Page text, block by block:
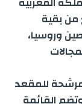
بقية
وروسيا،
مرشحة للمقعد
القائمة